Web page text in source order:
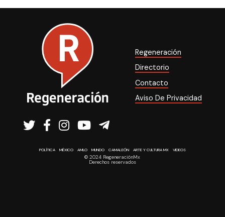
Regeneración
Directorio
Contacto
Aviso De Privacidad
POLÍTICA MÉXICO AMLO MUNDO CAMALEÓN ARTE Y CULTURA MX VIDEOS
© 2024 RegeneraciónMx
Derechos reservados